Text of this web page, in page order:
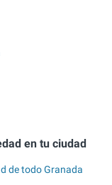
en tu ciudad
de todo Granada